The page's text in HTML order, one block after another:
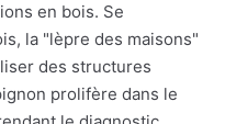
en bois. Se
la "lèpre des maisons"
des structures
prolifère dans le